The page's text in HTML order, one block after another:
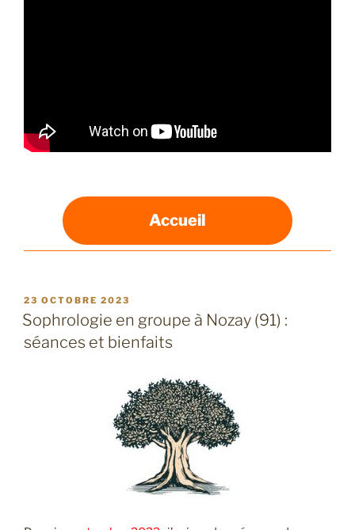
Accueil
PUBLIÉ
LE
23 OCTOBRE 2023
Sophrologie en groupe à Nozay (91) :
séances et bienfaits